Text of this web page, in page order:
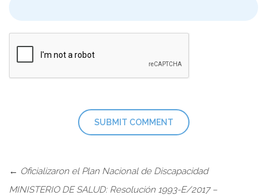
← Oficializaron el Plan Nacional de Discapacidad
MINISTERIO DE SALUD: Resolución 1993-E/2017 –